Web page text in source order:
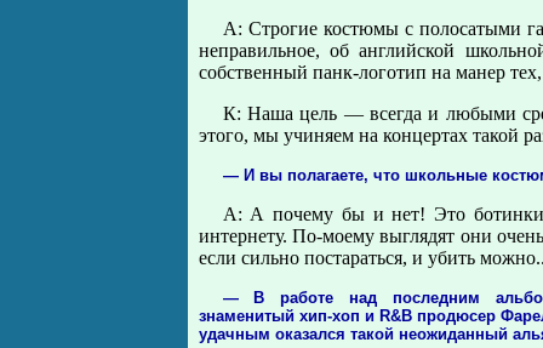
А: Строгие костюмы с полосатыми
неправильное, об английской
собственный панк-логотип на манер
К: Наша цель — всегда и любыми
этого, мы учиняем на концертах такой
— И вы полагаете, что школьные
А: А почему бы и нет! Это
интернету. По-моему выглядят они
если сильно постараться, и убить
— В работе над последним
знаменитый хип-хоп и R&B продюсер
удачным оказался такой неожиданный